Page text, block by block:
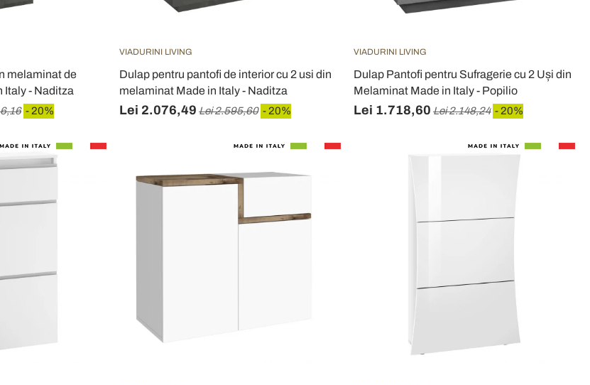
melaminat de
Italy - Naditza
- 20%
VIADURINI LIVING
Dulap pentru pantofi de interior cu 2 usi din
melaminat Made in Italy - Naditza
Lei 2.076,49 Lei 2.595,60 - 20%
VIADURINI LIVING
Dulap Pantofi pentru Sufragerie cu 2 Uși din
Melaminat Made in Italy - Popilio
Lei 1.718,60 Lei 2.148,24 - 20%